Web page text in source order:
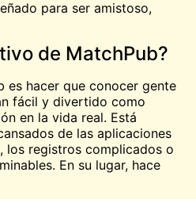
para ser amistoso,
de MatchPub?
es hacer que conocer gente
fácil y divertido como
en la vida real. Está
de las aplicaciones
los registros complicados o
En su lugar, hace